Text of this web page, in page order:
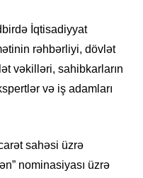
İqtisadiyyat
rəhbərliyi, dövlət
vəkilləri, sahibkarların
və iş adamları
sahəsi üzrə
nominasiyası üzrə